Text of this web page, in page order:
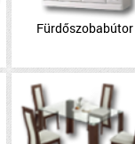
Fürdőszobabútor